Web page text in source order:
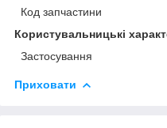
Код запчастини
Користувальницькі
Застосування
Приховати